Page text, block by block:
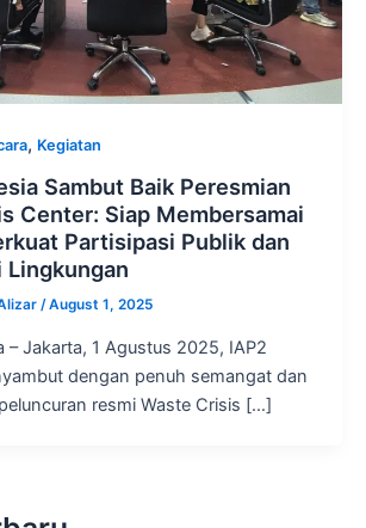
, Kegiatan
Sambut Baik Peresmian
Center: Siap Membersamai
Partisipasi Publik dan
Lingkungan
/August 1, 2025
– Jakarta, 1 Agustus 2025, IAP2
dengan penuh semangat dan
resmi Waste Crisis […]